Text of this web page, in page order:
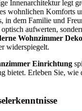
Innenarchitektur legt
wohnlichen Komforts
in dem Familie und
aufwerten,
Wohnzimmer Deko
widerspiegelt.
Einrichtung
bietet. Erleben Sie, wie